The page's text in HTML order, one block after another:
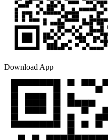
Download App